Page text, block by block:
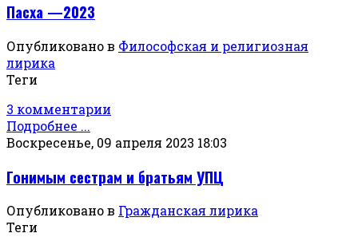
Пасха —2023
Опубликовано в Философская и религиозная
лирика
Теги
3 комментарии
Подробнее ...
Воскресенье, 09 апреля 2023 18:03
Гонимым сестрам и братьям УПЦ
Опубликовано в Гражданская лирика
Теги